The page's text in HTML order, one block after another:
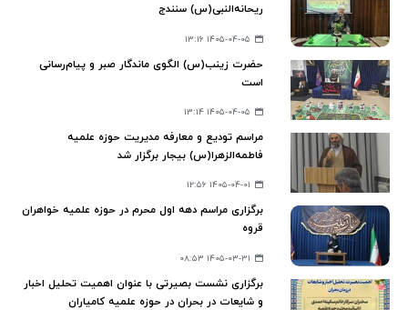
ریحانه‌النبی(س) سنندج
۱۴۰۵-۰۴-۰۵ ۱۳:۱۶
حضرت زینب(س) الگوی ماندگار صبر و پیام‌رسانی
است
۱۴۰۵-۰۴-۰۵ ۱۳:۱۴
مراسم تودیع و معارفه مدیریت حوزه علمیه
فاطمه‌الزهرا(س) بیجار برگزار شد
۱۴۰۵-۰۴-۰۱ ۱۲:۵۶
برگزاری مراسم دهه اول محرم در حوزه علمیه خواهران
قروه
۱۴۰۵-۰۳-۳۱ ۰۸:۵۳
برگزاری نشست بصیرتی با عنوان اهمیت تحلیل اخبار
و شایعات در بحران در حوزه علمیه کامیاران